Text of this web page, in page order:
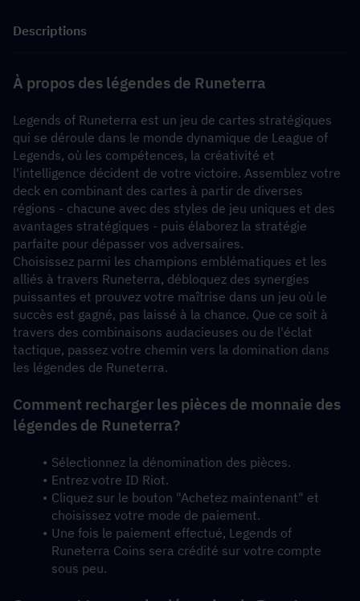
Descriptions
À propos des légendes de Runeterra
Legends of Runeterra est un jeu de cartes stratégiques
qui se déroule dans le monde dynamique de League of
Legends, où les compétences, la créativité et
l'intelligence décident de votre victoire. Assemblez votre
deck en combinant des cartes à partir de diverses
régions - chacune avec des styles de jeu uniques et des
avantages stratégiques - puis élaborez la stratégie
parfaite pour dépasser vos adversaires.
Choisissez parmi les champions emblématiques et les
alliés à travers Runeterra, débloquez des synergies
puissantes et prouvez votre maîtrise dans un jeu où le
succès est gagné, pas laissé à la chance. Que ce soit à
travers des combinaisons audacieuses ou de l'éclat
tactique, passez votre chemin vers la domination dans
les légendes de Runeterra.
Comment recharger les pièces de monnaie des
légendes de Runeterra?
Sélectionnez la dénomination des pièces.
Entrez votre ID Riot.
Cliquez sur le bouton "Achetez maintenant" et
choisissez votre mode de paiement.
Une fois le paiement effectué, Legends of
Runeterra Coins sera crédité sur votre compte
sous peu.